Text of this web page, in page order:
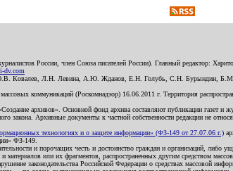
России, член Союза писателей России). Главный редактор:
dv.com
Ю.В. Ковалев, Л.Н. Левина, А.Ю. Жданов, Е.Н. Голубь, С.Н. Бурындин,
коммуникаций (Роскомнадзор) 16.06.2011 г. Территория
архивов». Основной фонд архива составляют публикации газет и
Архивные документы к частной собственности редакции не
технологиях и о защите информации» (ФЗ-149 от 27.07.06 г.)
ФЗ-149.
и порочащих честь и достоинство граждан и организаций, либо
или их фрагментов, распространенных другим средством
законодательства Российской Федерации о средствах массовой